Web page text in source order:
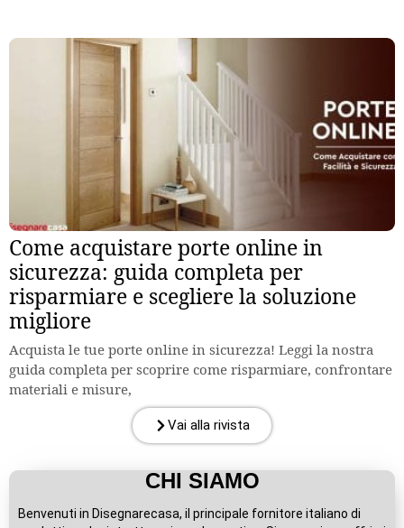
Come acquistare porte online in
sicurezza: guida completa per
risparmiare e scegliere la soluzione
migliore
Acquista le tue porte online in sicurezza! Leggi la nostra
guida completa per scoprire come risparmiare, confrontare
materiali e misure,
Vai alla rivista
CHI SIAMO
Benvenuti in Disegnarecasa, il principale fornitore italiano di